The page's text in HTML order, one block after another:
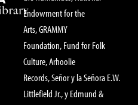
Endowment for the
Arts, GRAMMY
Foundation, Fund for Folk
Culture, Arhoolie
Records, Señor y la Señora E.W.
Littlefield Jr., y Edmund &